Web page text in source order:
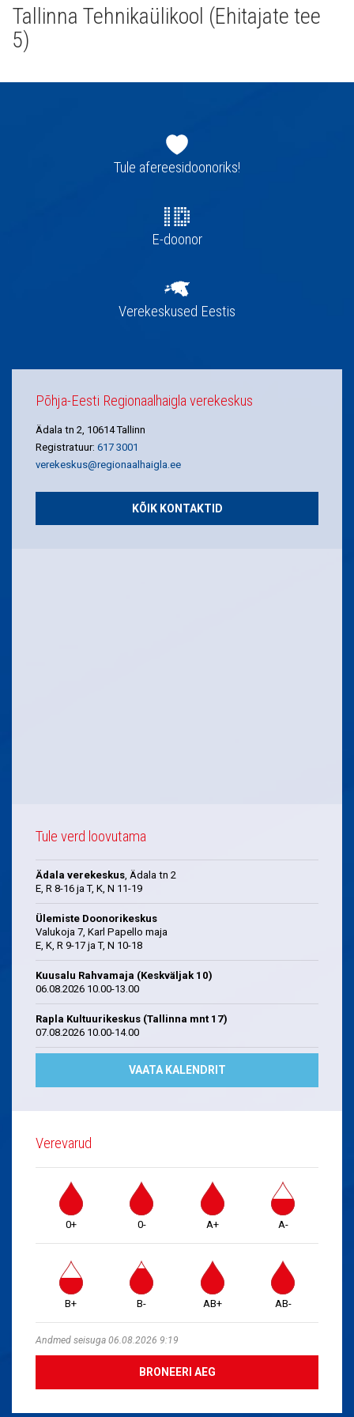
Tallinna Tehnikaülikool (Ehitajate tee
5)
navigatsioonTule afereesidoonoriks!
E-doonor
Verekeskused Eestis
Põhja-Eesti Regionaalhaigla verekeskus
Ädala tn 2, 10614 Tallinn
Registratuur: 617 3001
verekeskus@regionaalhaigla.ee
KÕIK KONTAKTID
Tule verd loovutama
Ädala verekeskus, Ädala tn 2
E, R 8-16 ja T, K, N 11-19
Ülemiste Doonorikeskus
Valukoja 7, Karl Papello maja
E, K, R 9-17 ja T, N 10-18
Kuusalu Rahvamaja (Keskväljak 10)
06.08.2026 10.00-13.00
Rapla Kultuurikeskus (Tallinna mnt 17)
07.08.2026 10.00-14.00
VAATA KALENDRIT
Verevarud
0+ 0- A+ A-
B+ B- AB+ AB-
Andmed seisuga 06.08.2026 9:19
BRONEERI AEG